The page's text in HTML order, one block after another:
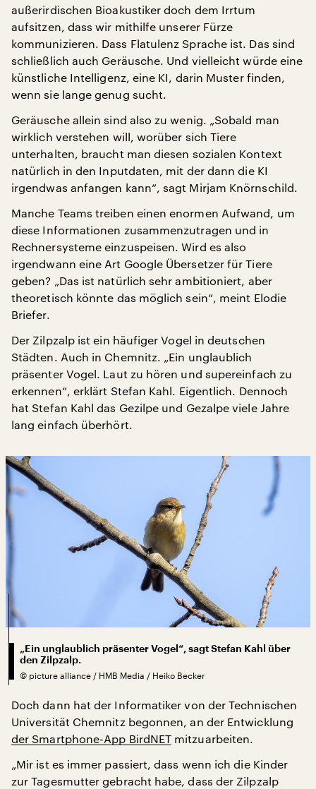
außerirdischen Bioakustiker doch dem Irrtum
aufsitzen, dass wir mithilfe unserer Fürze
kommunizieren. Dass Flatulenz Sprache ist. Das sind
schließlich auch Geräusche. Und vielleicht würde eine
künstliche Intelligenz, eine KI, darin Muster finden,
wenn sie lange genug sucht.
Geräusche allein sind also zu wenig. „Sobald man
wirklich verstehen will, worüber sich Tiere
unterhalten, braucht man diesen sozialen Kontext
natürlich in den Inputdaten, mit der dann die KI
irgendwas anfangen kann“, sagt Mirjam Knörnschild.
Manche Teams treiben einen enormen Aufwand, um
diese Informationen zusammenzutragen und in
Rechnersysteme einzuspeisen. Wird es also
irgendwann eine Art Google Übersetzer für Tiere
geben? „Das ist natürlich sehr ambitioniert, aber
theoretisch könnte das möglich sein“, meint Elodie
Briefer.
Der Zilpzalp ist ein häufiger Vogel in deutschen
Städten. Auch in Chemnitz. „Ein unglaublich
präsenter Vogel. Laut zu hören und supereinfach zu
erkennen“, erklärt Stefan Kahl. Eigentlich. Dennoch
hat Stefan Kahl das Gezilpe und Gezalpe viele Jahre
lang einfach überhört.
„Ein unglaublich präsenter Vogel“, sagt Stefan Kahl über
den Zilpzalp.
© picture alliance / HMB Media / Heiko Becker
Doch dann hat der Informatiker von der Technischen
Universität Chemnitz begonnen, an der Entwicklung
der Smartphone-App BirdNET mitzuarbeiten.
„Mir ist es immer passiert, dass wenn ich die Kinder
zur Tagesmutter gebracht habe, dass der Zilpzalp